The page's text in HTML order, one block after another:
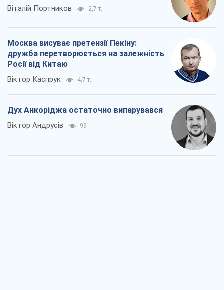
Віталій Портников 2,7 т.
Москва висуває претензії Пекіну:
дружба перетворюється на залежність
Росії від Китаю
Віктор Каспрук 4,7 т.
Дух Анкоріджа остаточно випарувався
Віктор Андрусів 99